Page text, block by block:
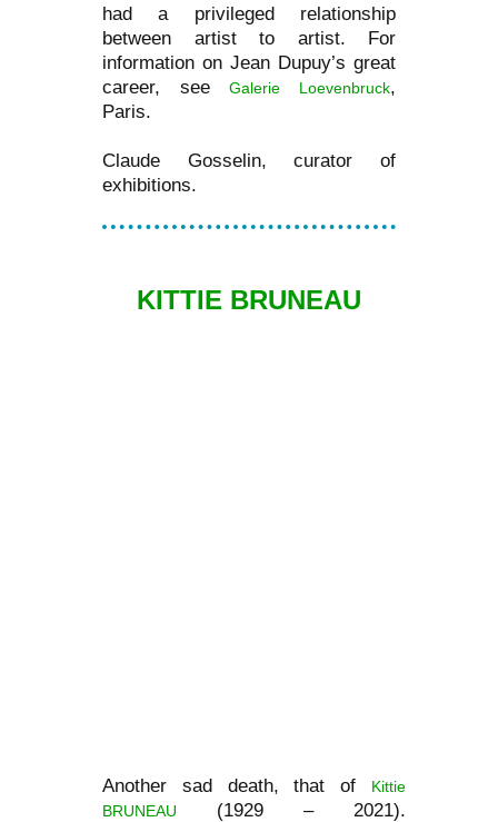
had a privileged relationship
between artist to artist. For
information on Jean Dupuy’s great
career, seeGalerie Loevenbruck,
Paris.
Claude Gosselin, curator of
exhibitions.
KITTIE BRUNEAU
Another sad death, that of
Kittie
BRUNEAU
(1929 – 2021).